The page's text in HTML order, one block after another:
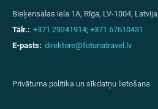
Bieķensalas iela 1A, Rīga, LV-1004, Latvija
Tālr.: +371 29241914; +371 67610431
E-pasts: direktore@fotunatravel.lv
Privātuma politika un sīkdatņu lietošana